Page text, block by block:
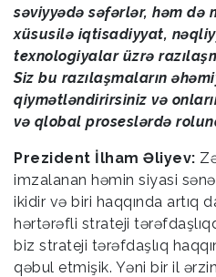
səviyyədə səfərlər, həm də
xüsusilə iqtisadiyyat,
texnologiyalar üzrə
Siz bu razılaşmaların
qiymətləndirirsiniz və
və qlobal proseslərdə
Prezident İlham Əliyev:
imzalanan həmin siyasi
ikidir və biri haqqında artıq
hərtərəfli strateji
biz strateji tərəfdaşlıq
qəbul etmişik. Yəni bir il